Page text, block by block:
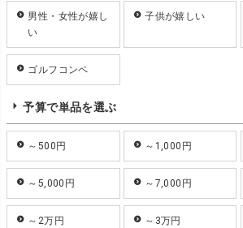
男性・女性が嬉し
い
子供が嬉しい
ゴルフコンペ
予算で単品を選ぶ
～500円 ～1,000円
～5,000円 ～7,000円
～2万円 ～3万円